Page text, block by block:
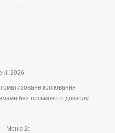
2026
копіювання
без письмового дозволу
Меню 2: